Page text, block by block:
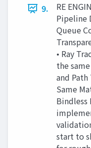
9.
RE
Pipeline
Queue
• Ray
the
and Path
Same
Bindless
start to